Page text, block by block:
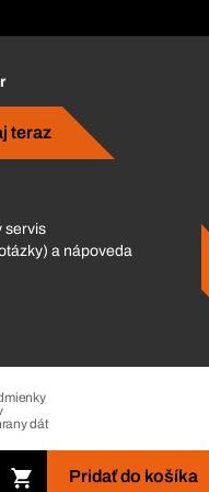
Pridať do košíka
teraz
servis
a nápoveda
dát